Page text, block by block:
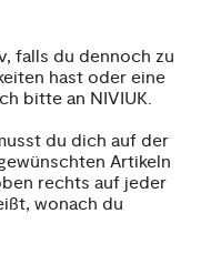
falls du dennoch zu
hast oder eine
bitte an NIVIUK.
du dich auf der
Artikeln
rechts auf jeder
wonach du